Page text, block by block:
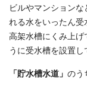
ビルやマンション
れる水をいったん受
高架水槽にくみ上げ
うに受水槽を設置し
「貯水槽水道」 のう